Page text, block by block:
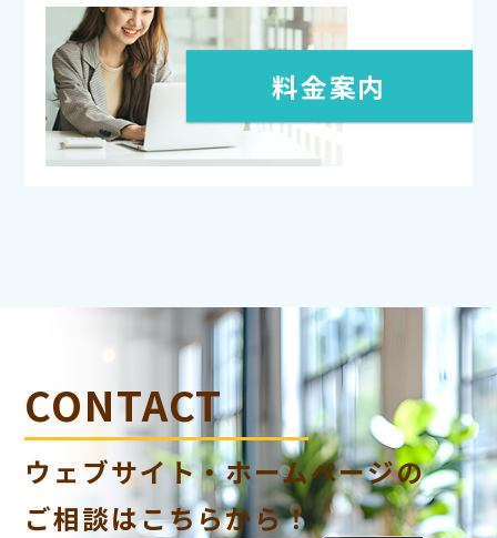
料金案内
CONTACT
ウェブサイト・ホームページの
ご相談はこちらから！